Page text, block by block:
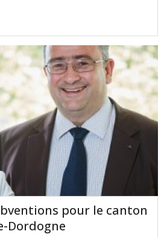
pour le canton
Dordogne